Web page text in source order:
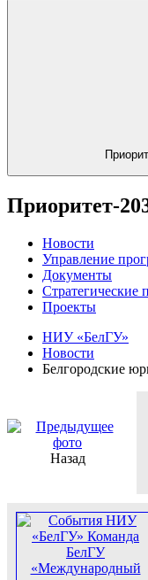
Приоритет-
Новости
Управление
Документы
Стратегические
Проекты
НИУ «БелГУ»
Новости
Белгородские
Назад